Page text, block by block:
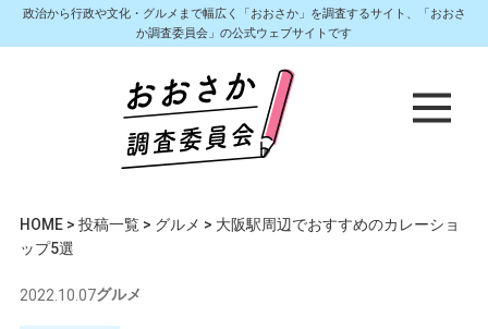
政治から行政や文化・グルメまで幅広く「おおさか」を調査するサイト、「おおさ
か調査委員会」の公式ウェブサイトです
HOME> 投稿一覧> グルメ > 大阪駅周辺でおすすめのカレーショ
ップ5選
2022.10.07グルメ